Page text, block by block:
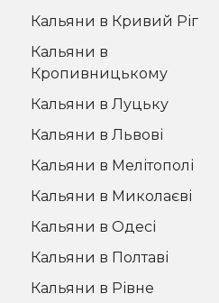
Кальяни в Кривий Ріг
Кальяни в
Кропивницькому
Кальяни в Луцьку
Кальяни в Львові
Кальяни в Мелітополі
Кальяни в Миколаєві
Кальяни в Одесі
Кальяни в Полтаві
Кальяни в Рівне